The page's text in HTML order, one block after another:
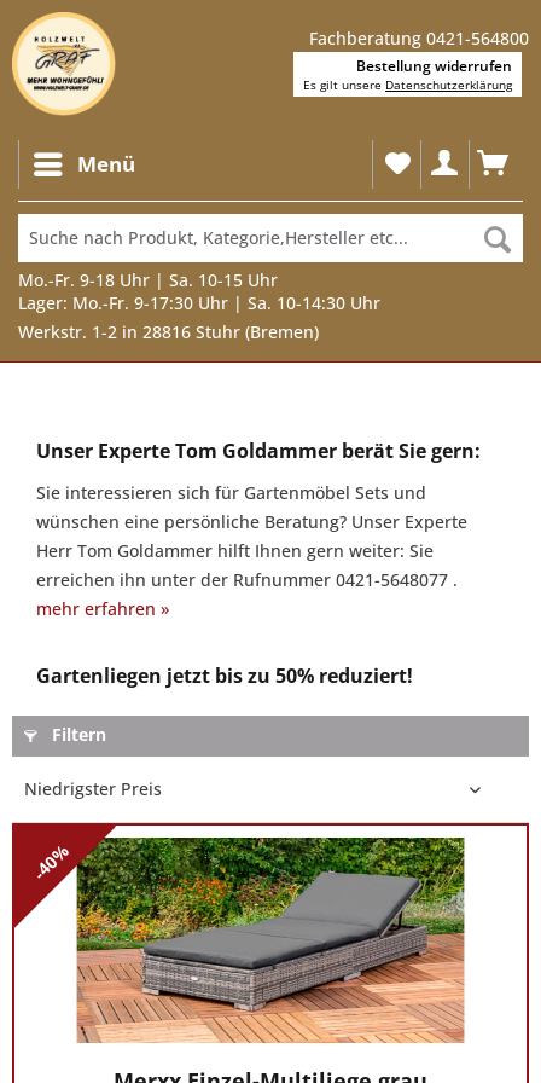
Fachberatung 0421-564800
Menü
Mo.-Fr. 9-18 Uhr | Sa. 10-15 Uhr
Lager: Mo.-Fr. 9-17:30 Uhr | Sa. 10-14:30 Uhr
Werkstr. 1-2 in 28816 Stuhr (Bremen)
Tom
Goldammer
berät
Sie
gern:
sich
Gartenmöbel
und
wünschen
persönliche
Beratung?
Unser Experte Tom Goldammer berät Sie gern:
Sie interessieren sich für Gartenmöbel Sets und
wünschen eine persönliche Beratung? Unser Experte
Herr Tom Goldammer hilft Ihnen gern weiter: Sie
erreichen ihn unter der Rufnummer 0421-5648077 .
mehr erfahren »
Gartenliegen jetzt bis zu 50% reduziert!
Filtern
-40%
Bestellung widerrufen
Es gilt unsere Datenschutzerklärung